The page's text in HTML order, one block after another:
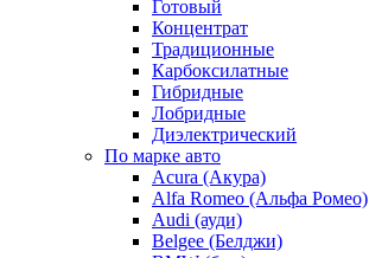
Готовый
Концентрат
Традиционные
Карбоксилатные
Гибридные
Лобридные
Диэлектрический
По марке авто
Acura (Акура)
Alfa Romeo (Альфа Ромео)
Audi (ауди)
Belgee (Белджи)